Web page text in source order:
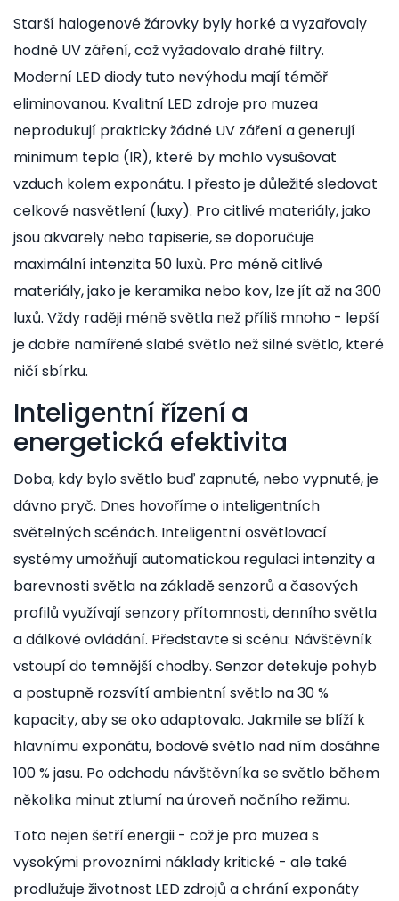
Starší halogenové žárovky byly horké a vyzařovaly
hodně UV záření, což vyžadovalo drahé filtry.
Moderní LED diody tuto nevýhodu mají téměř
eliminovanou. Kvalitní LED zdroje pro muzea
neprodukují prakticky žádné UV záření a generují
minimum tepla (IR), které by mohlo vysušovat
vzduch kolem exponátu. I přesto je důležité sledovat
celkové nasvětlení (luxy). Pro citlivé materiály, jako
jsou akvarely nebo tapiserie, se doporučuje
maximální intenzita 50 luxů. Pro méně citlivé
materiály, jako je keramika nebo kov, lze jít až na 300
luxů. Vždy raději méně světla než příliš mnoho - lepší
je dobře namířené slabé světlo než silné světlo, které
ničí sbírku.
Inteligentní řízení a
energetická efektivita
Doba, kdy bylo světlo buď zapnuté, nebo vypnuté, je
dávno pryč. Dnes hovoříme o inteligentních
světelných scénách. Inteligentní osvětlovací
systémyumožňujíautomatickou regulaci intenzity a
barevnosti světla na základě senzorů a časových
profilů využívají senzory přítomnosti, denního světla
a dálkové ovládání. Představte si scénu: Návštěvník
vstoupí do temnější chodby. Senzor detekuje pohyb
a postupně rozsvítí ambientní světlo na 30 %
kapacity, aby se oko adaptovalo. Jakmile se blíží k
hlavnímu exponátu, bodové světlo nad ním dosáhne
100 % jasu. Po odchodu návštěvníka se světlo během
několika minut ztlumí na úroveň nočního režimu.
Toto nejen šetří energii - což je pro muzea s
vysokými provozními náklady kritické - ale také
prodlužuje životnost LED zdrojů a chrání exponáty